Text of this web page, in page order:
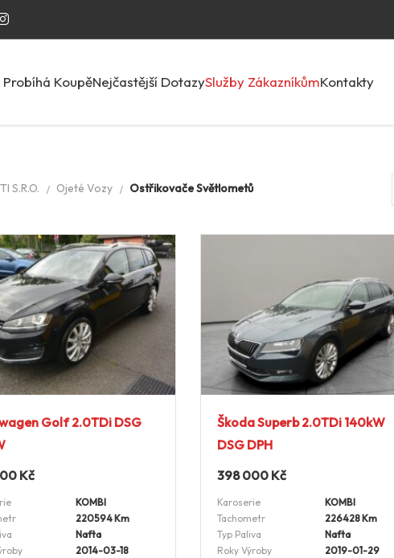
KoupěNejčastější DotazySlužby ZákazníkůmKontakty
S.R.O. Ojeté Vozy Ostřikovače Světlometů
Golf 2.0TDi DSG
Kč
KOMBI
220594 Km
Nafta
2014-03-18
Škoda Superb 2.0TDi 140kW
DSG DPH
398 000 Kč
Karoserie
KOMBI
Tachometr
226428 Km
Typ Paliva
Nafta
Roky Výroby
2019-01-29